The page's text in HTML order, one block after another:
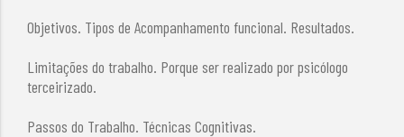
Objetivos. Tipos de Acompanhamento funcional. Resultados.
Limitações do trabalho. Porque ser realizado por psicólogo
terceirizado.
Passos do Trabalho. Técnicas Cognitivas.